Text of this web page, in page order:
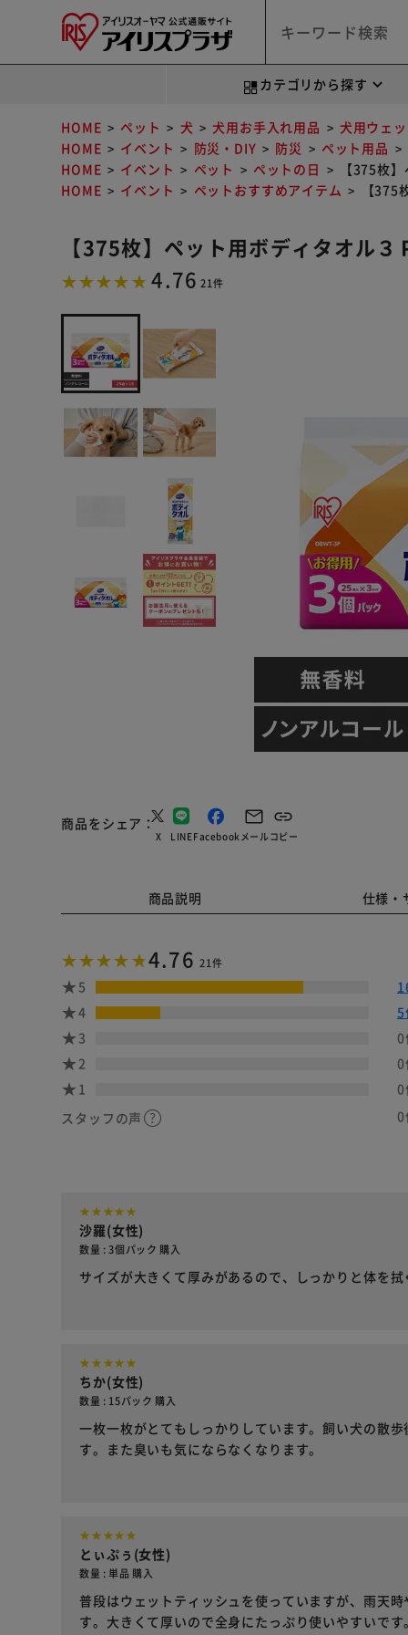
カテゴリから探す
HOME ペット 犬 犬用お手入れ用品
犬用ウェ
HOME
イベント 防災・DIY 防災 ペット用品
HOME
イベント ペット ペットの日
【375枚
HOME
イベント ペットおすすめアイテム 【
【375枚】ペット用ボディタオル
4.76 21件
商品をシェア
X LINEFacebookメールコピー
商品説明 仕様・
4.76 21件
5
4
5
3
2
1
スタッフの声
沙羅(女性)
数量 : 3個パック 購入
サイズが大きくて厚みがあるので、しっかりと体を
ちか(女性)
数量 : 15パック 購入
一枚一枚がとてもしっかりしています。飼い犬の散
す。また臭いも気にならなくなります。
とぃぷぅ(女性)
数量 : 単品 購入
普段はウェットティッシュを使っていますが、雨天
す。大きくて厚いので全身にたっぷり使いやすいです